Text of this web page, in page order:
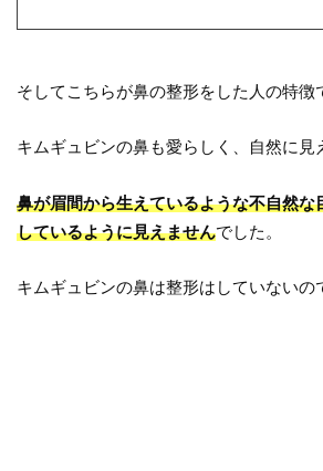
そしてこちらが鼻の整形をした人の特徴
キムギュビンの鼻も愛らしく、自然に見
鼻が眉間から生えているような不自然な
しているように見えませんでした。
キムギュビンの鼻は整形はしていないの